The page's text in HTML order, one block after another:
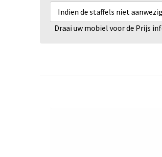
Indien de staffels niet
Draai uw mobiel voor de Prijs